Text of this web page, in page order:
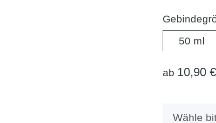
50 ml50
ab 10,90 €
x
Wähle